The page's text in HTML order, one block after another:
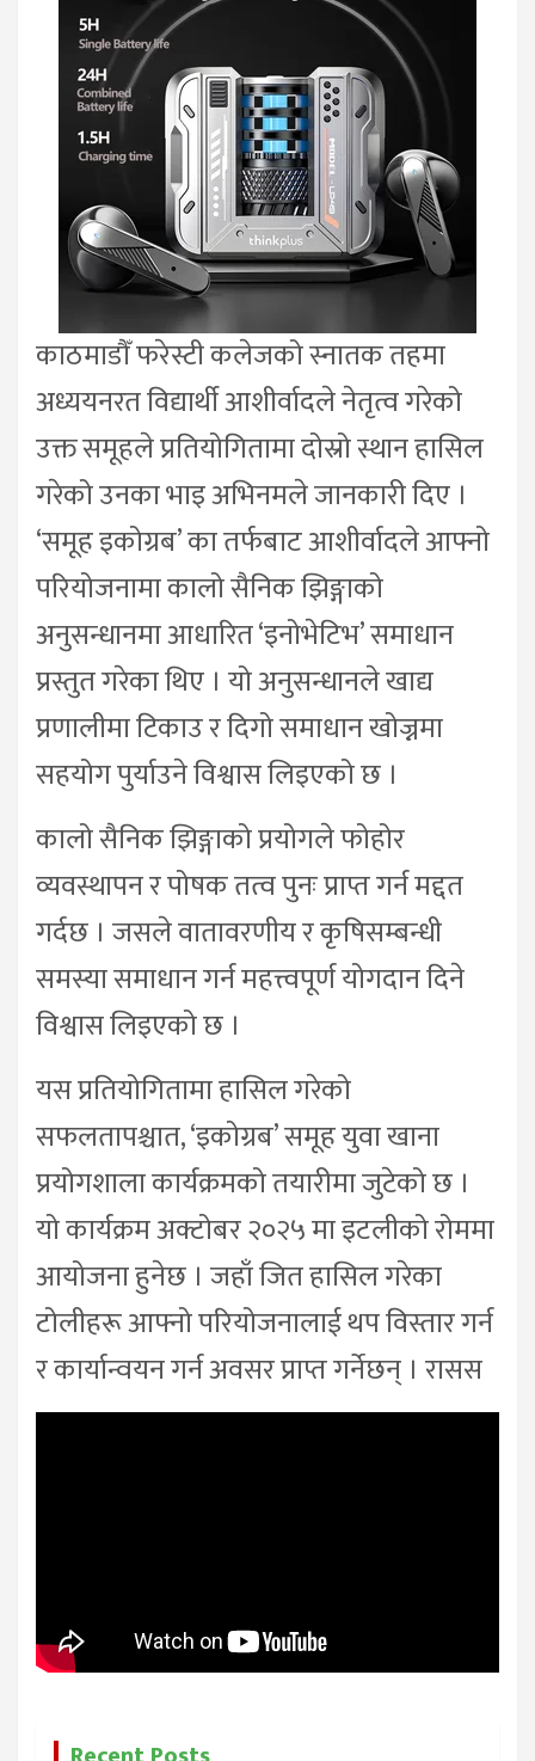
काठमाडौँ फरेस्टी कलेजको स्नातक तहमा
अध्ययनरत विद्यार्थी आशीर्वादले नेतृत्व गरेको
उक्त समूहले प्रतियोगितामा दोस्रो स्थान हासिल
गरेको उनका भाइ अभिनमले जानकारी दिए ।
‘समूह इकोग्रब’ का तर्फबाट आशीर्वादले आफ्नो
परियोजनामा कालो सैनिक झिङ्गाको
अनुसन्धानमा आधारित ‘इनोभेटिभ’ समाधान
प्रस्तुत गरेका थिए । यो अनुसन्धानले खाद्य
प्रणालीमा टिकाउ र दिगो समाधान खोज्नमा
सहयोग पुर्याउने विश्वास लिइएको छ ।
कालो सैनिक झिङ्गाको प्रयोगले फोहोर
व्यवस्थापन र पोषक तत्व पुनः प्राप्त गर्न मद्दत
गर्दछ । जसले वातावरणीय र कृषिसम्बन्धी
समस्या समाधान गर्न महत्त्वपूर्ण योगदान दिने
विश्वास लिइएको छ ।
यस प्रतियोगितामा हासिल गरेको
सफलतापश्चात, ‘इकोग्रब’ समूह युवा खाना
प्रयोगशाला कार्यक्रमको तयारीमा जुटेको छ ।
यो कार्यक्रम अक्टोबर २०२५ मा इटलीको रोममा
आयोजना हुनेछ । जहाँ जित हासिल गरेका
टोलीहरू आफ्नो परियोजनालाई थप विस्तार गर्न
र कार्यान्वयन गर्न अवसर प्राप्त गर्नेछन् । रासस